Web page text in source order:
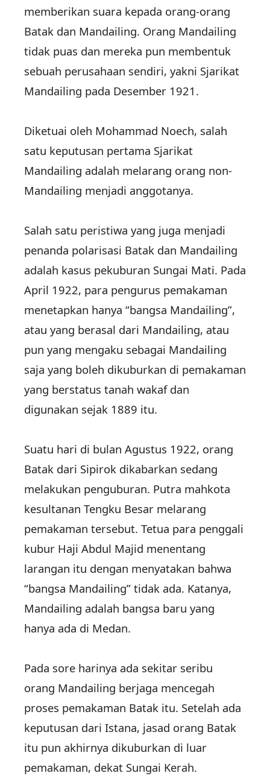
memberikan suara kepada orang-orang
Batak dan Mandailing. Orang Mandailing
tidak puas dan mereka pun membentuk
sebuah perusahaan sendiri, yakni Sjarikat
Mandailing pada Desember 1921.
Diketuai oleh Mohammad Noech, salah
satu keputusan pertama Sjarikat
Mandailing adalah melarang orang non-
Mandailing menjadi anggotanya.
Salah satu peristiwa yang juga menjadi
penanda polarisasi Batak dan Mandailing
adalah kasus pekuburan Sungai Mati. Pada
April 1922, para pengurus pemakaman
menetapkan hanya “bangsa Mandailing”,
atau yang berasal dari Mandailing, atau
pun yang mengaku sebagai Mandailing
saja yang boleh dikuburkan di pemakaman
yang berstatus tanah wakaf dan
digunakan sejak 1889 itu.
Suatu hari di bulan Agustus 1922, orang
Batak dari Sipirok dikabarkan sedang
melakukan penguburan. Putra mahkota
kesultanan Tengku Besar melarang
pemakaman tersebut. Tetua para penggali
kubur Haji Abdul Majid menentang
larangan itu dengan menyatakan bahwa
“bangsa Mandailing” tidak ada. Katanya,
Mandailing adalah bangsa baru yang
hanya ada di Medan.
Pada sore harinya ada sekitar seribu
orang Mandailing berjaga mencegah
proses pemakaman Batak itu. Setelah ada
keputusan dari Istana, jasad orang Batak
itu pun akhirnya dikuburkan di luar
pemakaman, dekat Sungai Kerah.